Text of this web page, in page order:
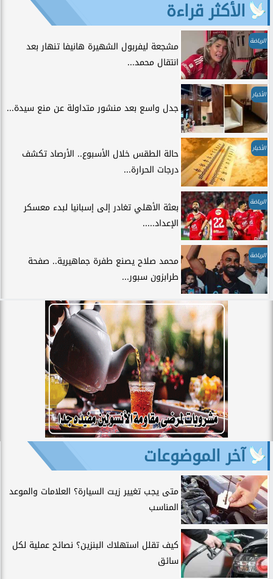
الأكثر قراءة
الرياضة
مشجعة ليفربول الشهيرة هانيفا تنهار بعد
انتقال محمد...
الأخبار
جدل واسع بعد منشور متداولة عن منع سيدة...
الأخبار
حالة الطقس خلال الأسبوع.. الأرصاد تكشف
درجات الحرارة...
الرياضة
بعثة الأهلي تغادر إلى إسبانيا لبدء معسكر
الإعداد.....
الرياضة
محمد صلاح يصنع طفرة جماهيرية.. صفحة
طرابزون سبور...
آخر الموضوعات
متى يجب تغيير زيت السيارة؟ العلامات والموعد
المناسب
كيف تقلل استهلاك البنزين؟ نصائح عملية لكل
سائق